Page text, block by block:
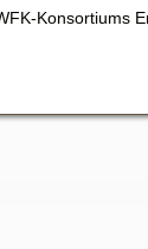
Konsortiums